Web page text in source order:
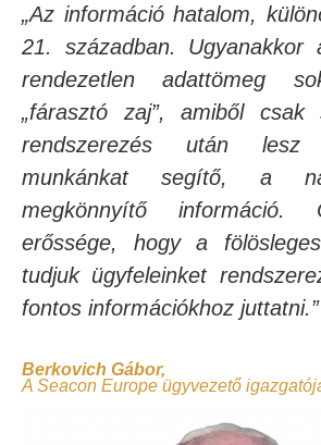
„Az információ hatalom,
21. században. Ugyanakkor
rendezetlen adattömeg
„fárasztó zaj”, amiből csak
rendszerezés után
munkánkat segítő, a
megkönnyítő információ.
erőssége, hogy a
tudjuk ügyfeleinket
fontos információkhoz juttatni.”
Berkovich Gábor,
A Seacon Europe ügyvezető